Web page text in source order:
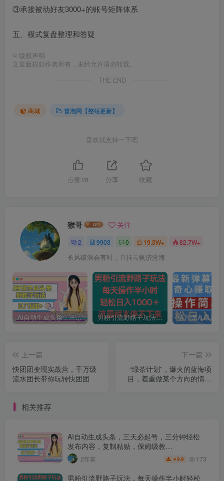
③承接被动好友3000+的账号矩阵体系
五、模式复盘整理和答疑
© 版权声明
文章版权归作者所有，未经允许请勿转载。
THE END
商城 冒泡网【整站更新】
喜欢就支持一下吧
点赞 28 分享 收藏
猴哥 关注
2 9903 0 19.3W+ 82.7W+
长风破浪会有时，直挂云帆济沧海
AI自动生成头条，三天必起号，三分钟轻松发布内容，复制粘贴，保姆级教… 男粉引流野路子玩法，每天操作半小时轻松日入1000＋，流量根本停不下来
上一篇
快团团变现实战营，千万级
流水团长带你玩转快团团
下一篇
“绿茶计划”，爆火的蓝海项
目，着重做某个方向的情感
相关推荐
AI自动生成头条，三天必起号，三分钟轻松
发布内容，复制粘贴，保姆级教…
2年前 ￥9.9 173
男粉引流野路子玩法，每天操作半小时轻松